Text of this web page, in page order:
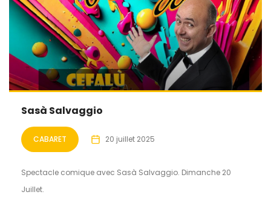
Sasà Salvaggio
CABARET 20 juillet 2025
Spectacle comique avec Sasà Salvaggio. Dimanche 20
Juillet.